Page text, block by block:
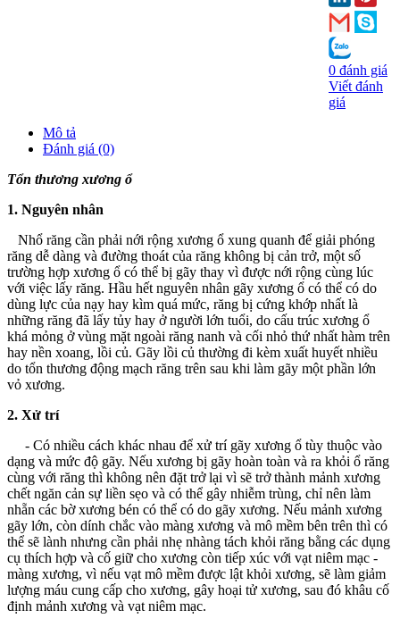
0 đánh giá
Viết đánh
giá
Mô tả
Đánh giá (0)
Tổn thương xương ổ
1. Nguyên nhân
Nhổ răng cần phải nới rộng xương ổ xung quanh để giải phóng
răng dễ dàng và đường thoát của răng không bị cản trở, một số
trường hợp xương ổ có thể bị gãy thay vì được nới rộng cùng lúc
với việc lấy răng. Hầu hết nguyên nhân gãy xương ổ có thể có do
dùng lực của nạy hay kìm quá mức, răng bị cứng khớp nhất là
những răng đã lấy tủy hay ở người lớn tuổi, do cấu trúc xương ổ
khá mỏng ở vùng mặt ngoài răng nanh và cối nhỏ thứ nhất hàm trên
hay nền xoang, lồi củ. Gãy lồi củ thường đi kèm xuất huyết nhiều
do tổn thương động mạch răng trên sau khi làm gãy một phần lớn
vỏ xương.
2. Xử trí
- Có nhiều cách khác nhau để xử trí gãy xương ổ tùy thuộc vào
dạng và mức độ gãy. Nếu xương bị gãy hoàn toàn và ra khỏi ổ răng
cùng với răng thì không nên đặt trở lại vì sẽ trở thành mảnh xương
chết ngăn cản sự liền sẹo và có thể gây nhiễm trùng, chỉ nên làm
nhẵn các bờ xương bén có thể có do gãy xương. Nếu mảnh xương
gãy lớn, còn dính chắc vào màng xương và mô mềm bên trên thì có
thể sẽ lành nhưng cần phải nhẹ nhàng tách khỏi răng bằng các dụng
cụ thích hợp và cố giữ cho xương còn tiếp xúc với vạt niêm mạc -
màng xương, vì nếu vạt mô mềm được lật khỏi xương, sẽ làm giảm
lượng máu cung cấp cho xương, gây hoại tử xương, sau đó khâu cố
định mảnh xương và vạt niêm mạc.